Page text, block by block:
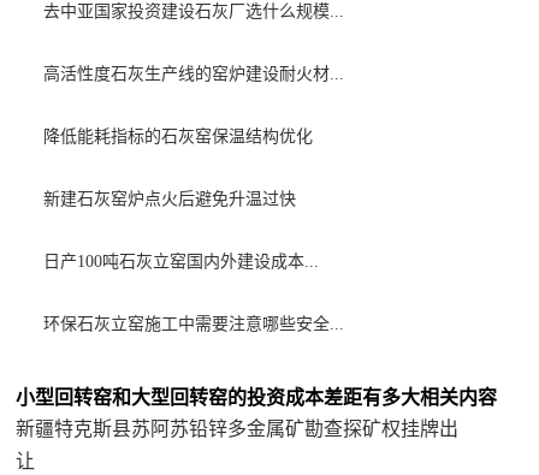
去中亚国家投资建设石灰厂选什么规模...
高活性度石灰生产线的窑炉建设耐火材...
降低能耗指标的石灰窑保温结构优化
新建石灰窑炉点火后避免升温过快
日产100吨石灰立窑国内外建设成本...
环保石灰立窑施工中需要注意哪些安全...
小型回转窑和大型回转窑的投资成本差距有多大相关内容
新疆特克斯县苏阿苏铅锌多金属矿勘查探矿权挂牌出
让